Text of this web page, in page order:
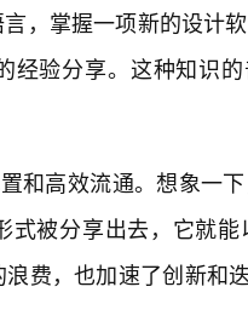
，掌握一项新的设计
验分享。这种知识
和高效流通。想象一
式被分享出去，它就
费，也加速了创新和